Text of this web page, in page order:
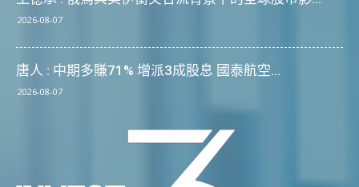
2026-08-07
唐人 : 中期多賺71% 增派3成股息 國泰航空...
2026-08-07